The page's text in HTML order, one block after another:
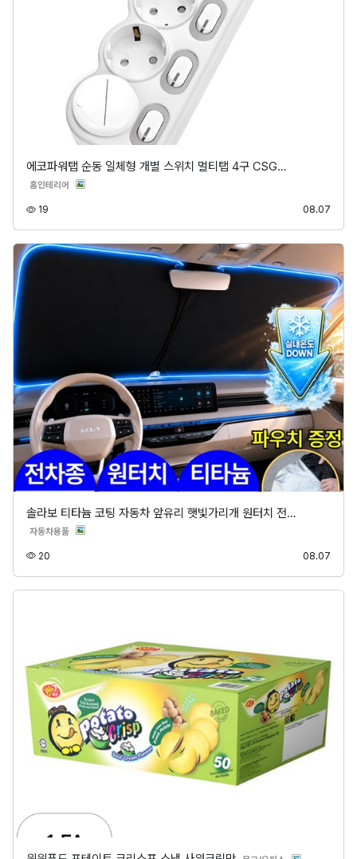
에코파워탭 순동 일체형 개별 스위치 멀티탭 4구 CSG…
홈인테리어 분류
19 08.07
솔라보 티타늄 코팅 자동차 앞유리 햇빛가리개 원터치 전…
자동차용품분류
20 08.07